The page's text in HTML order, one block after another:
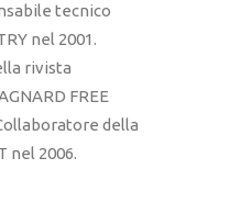
tecnico
nel 2001.
rivista
FREE
della
nel 2006.